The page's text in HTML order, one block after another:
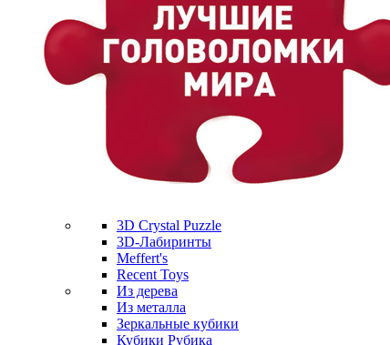
3D Crystal Puzzle
3D-Лабиринты
Meffert's
Recent Toys
Из дерева
Из металла
Зеркальные кубики
Кубики Рубика